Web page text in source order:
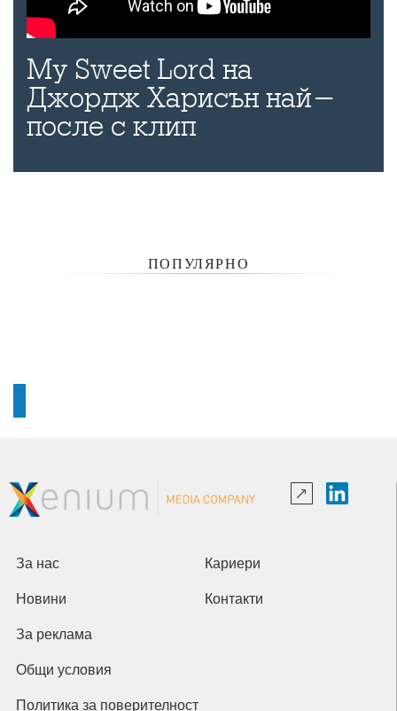
My Sweet Lord на
Джордж Харисън най-
после с клип
ПОПУЛЯРНО
За нас Кариери
Новини Контакти
За реклама
Общи условия
Политика за поверителност